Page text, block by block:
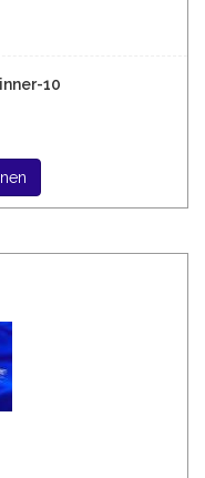
10